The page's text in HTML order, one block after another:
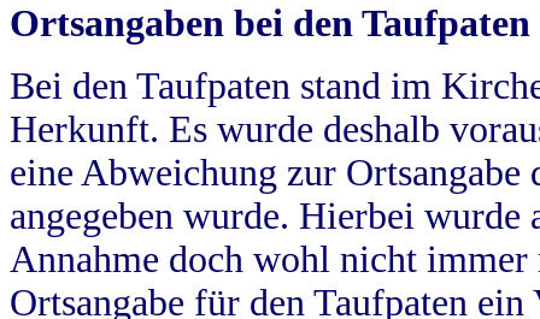
Ortsangaben bei den Taufpaten
Bei den Taufpaten stand im
Herkunft. Es wurde deshalb
eine Abweichung zur
angegeben wurde. Hierbei wurde
Annahme doch wohl nicht
Ortsangabe für den Taufpaten